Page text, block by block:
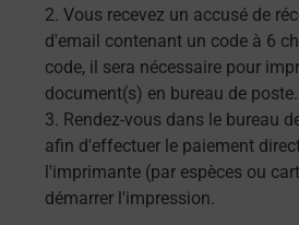
Vous recevez un accusé de
d'email contenant un code à 6
code, il sera nécessaire pour
document(s) en bureau de poste.
Rendez-vous dans le bureau
afin d'effectuer le paiement
l'imprimante (par espèces ou
démarrer l'impression.